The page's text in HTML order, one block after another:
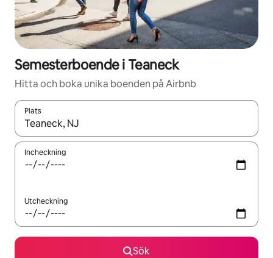
Semesterboende i Teaneck
Hitta och boka unika boenden på Airbnb
Plats
När resultaten är tillgängliga kan du navigera med upp- och
Incheckning
Utcheckning
Sök